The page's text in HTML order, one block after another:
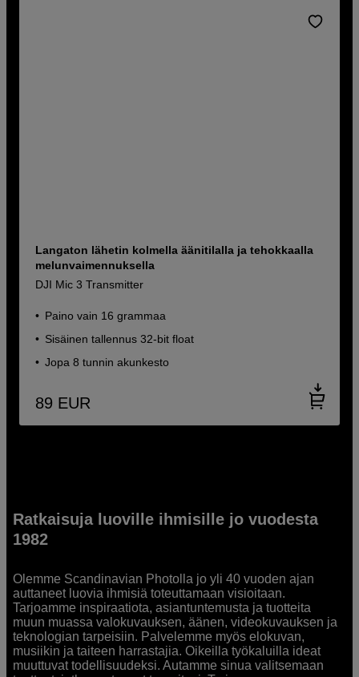
Langaton lähetin kolmella äänitilalla ja tehokkaalla
melunvaimennuksella
DJI Mic 3 Transmitter
Paino vain 16 grammaa
Sisäinen tallennus 32-bit float
Jopa 8 tunnin akunkesto
89 EUR
Ratkaisuja luoville ihmisille jo vuodesta
1982
Olemme Scandinavian Photolla jo yli 40 vuoden ajan
auttaneet luovia ihmisiä toteuttamaan visioitaan.
Tarjoamme inspiraatiota, asiantuntemusta ja tuotteita
muun muassa valokuvauksen, äänen, videokuvauksen ja
teknologian tarpeisiin. Palvelemme myös elokuvan,
musiikin ja taiteen harrastajia. Oikeilla työkaluilla ideat
muuttuvat todellisuudeksi. Autamme sinua valitsemaan